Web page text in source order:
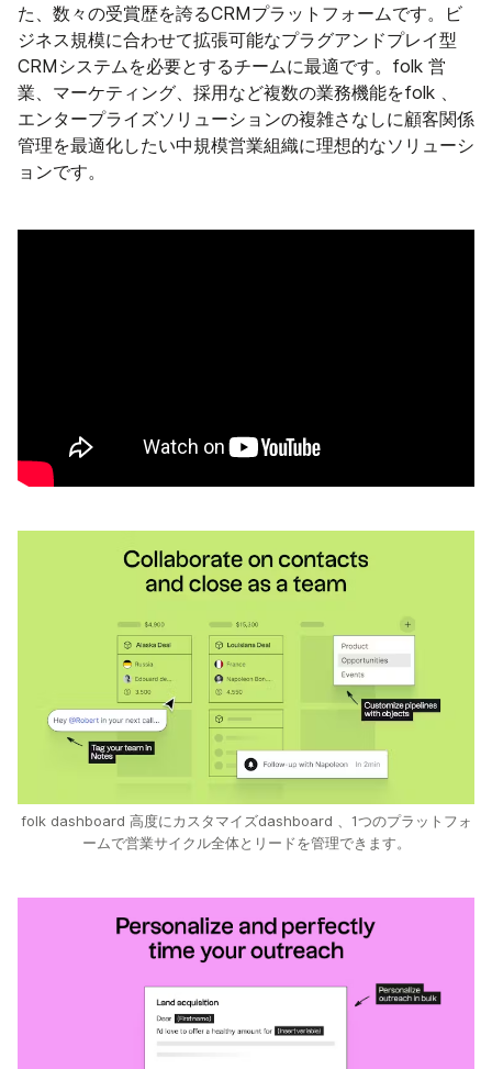
た、数々の受賞歴を誇るCRMプラットフォームです。ビ
ジネス規模に合わせて拡張可能なプラグアンドプレイ型
CRMシステムを必要とするチームに最適です。folk 営
業、マーケティング、採用など複数の業務機能をfolk 、
エンタープライズソリューションの複雑さなしに顧客関係
管理を最適化したい中規模営業組織に理想的なソリューシ
ョンです。
folk dashboard 高度にカスタマイズdashboard 、1つのプラットフォ
ームで営業サイクル全体とリードを管理できます。